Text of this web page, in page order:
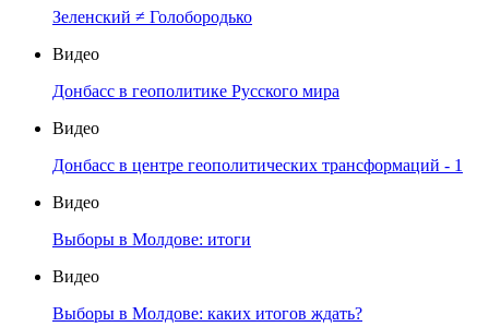
Зеленский ≠ Голобородько
Видео
Донбасс в геополитике Русского мира
Видео
Донбасс в центре геополитических трансформаций - 1
Видео
Выборы в Молдове: итоги
Видео
Выборы в Молдове: каких итогов ждать?